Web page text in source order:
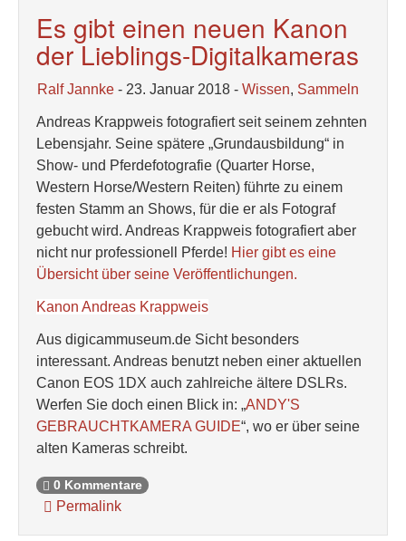
Es gibt einen neuen Kanon
der Lieblings-Digitalkameras
Ralf Jannke - 23. Januar 2018 - Wissen, Sammeln
Andreas Krappweis fotografiert seit seinem zehnten
Lebensjahr. Seine spätere „Grundausbildung“ in
Show- und Pferdefotografie (Quarter Horse,
Western Horse/Western Reiten) führte zu einem
festen Stamm an Shows, für die er als Fotograf
gebucht wird. Andreas Krappweis fotografiert aber
nicht nur professionell Pferde! Hier gibt es eine
Übersicht über seine Veröffentlichungen.
Kanon Andreas Krappweis
Aus digicammuseum.de Sicht besonders
interessant. Andreas benutzt neben einer aktuellen
Canon EOS 1DX auch zahlreiche ältere DSLRs.
Werfen Sie doch einen Blick in: „ANDY'S
GEBRAUCHTKAMERA GUIDE“, wo er über seine
alten Kameras schreibt.
0 Kommentare
Permalink